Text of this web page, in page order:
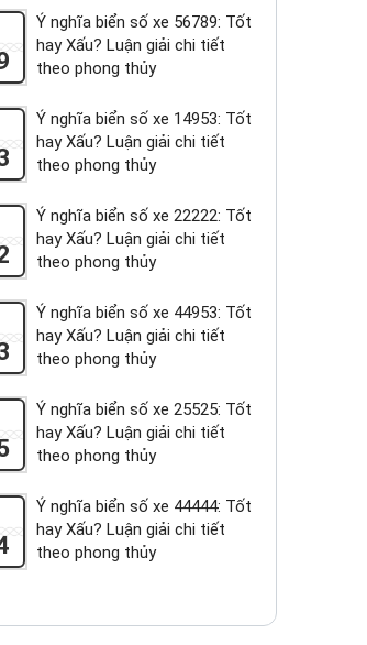
Ý nghĩa biển số xe 56789: Tốt
hay Xấu? Luận giải chi tiết
theo phong thủy
Ý nghĩa biển số xe 14953: Tốt
hay Xấu? Luận giải chi tiết
theo phong thủy
Ý nghĩa biển số xe 22222: Tốt
hay Xấu? Luận giải chi tiết
theo phong thủy
Ý nghĩa biển số xe 44953: Tốt
hay Xấu? Luận giải chi tiết
theo phong thủy
Ý nghĩa biển số xe 25525: Tốt
hay Xấu? Luận giải chi tiết
theo phong thủy
Ý nghĩa biển số xe 44444: Tốt
hay Xấu? Luận giải chi tiết
theo phong thủy